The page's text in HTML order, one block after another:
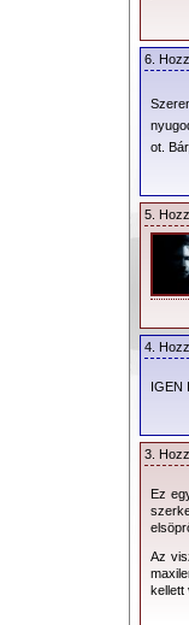
6.
ot.
5.
4.
IGEN
3.
Ez
Az
kellett